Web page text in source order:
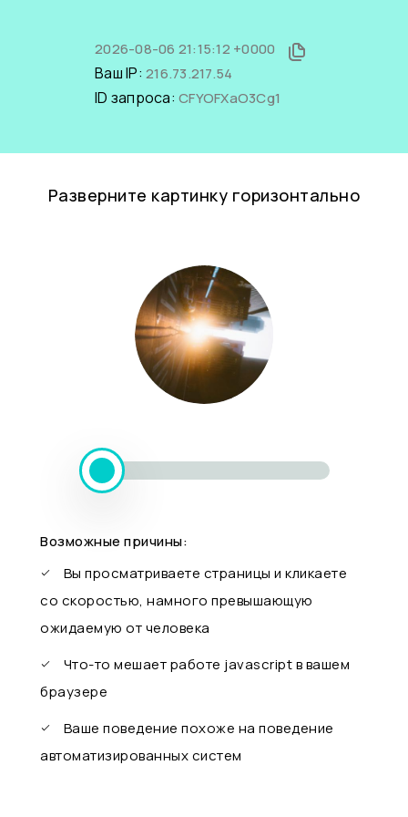
2026-08-06 21:15:12 +0000
Ваш IP: 216.73.217.54
ID запроса: CFYOFXaO3Cg1
Разверните картинку горизонтально
Возможные причины:
Вы просматриваете страницы и кликаете
со скоростью, намного превышающую
ожидаемую от человека
Что-то мешает работе javascript в вашем
браузере
Ваше поведение похоже на поведение
автоматизированных систем